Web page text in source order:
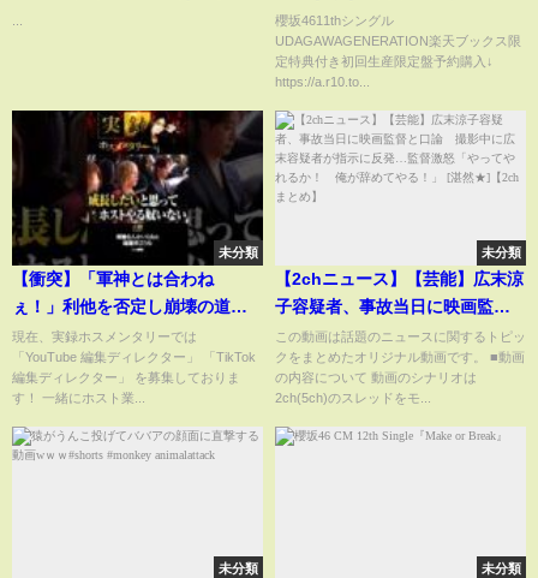
46 #櫻坂46三期生 #そこ曲がっ
たら櫻坂
櫻坂4611thシングル
UDAGAWAGENERATION楽天ブックス限
定特典付き初回生産限定盤予約購入↓
https://a.r10.to...
未分類
【衝突】「軍神とは合わね
ぇ！」利他を否定し崩壊の道を
辿る…
現在、実録ホスメンタリーでは
「YouTube 編集ディレクター」 「TikTok
編集ディレクター」 を募集しておりま
す！ 一緒にホスト業...
未分類
【2chニュース】【芸能】広末涼
子容疑者、事故当日に映画監督
と口論 撮影中に広末容疑者が
指示に反発…監督激怒「やって
やれるか！ 俺が辞めてや
この動画は話題のニュースに関するトピッ
クをまとめたオリジナル動画です。 ■動画
の内容について 動画のシナリオは
2ch(5ch)のスレッドをモ...
未分類 未分類